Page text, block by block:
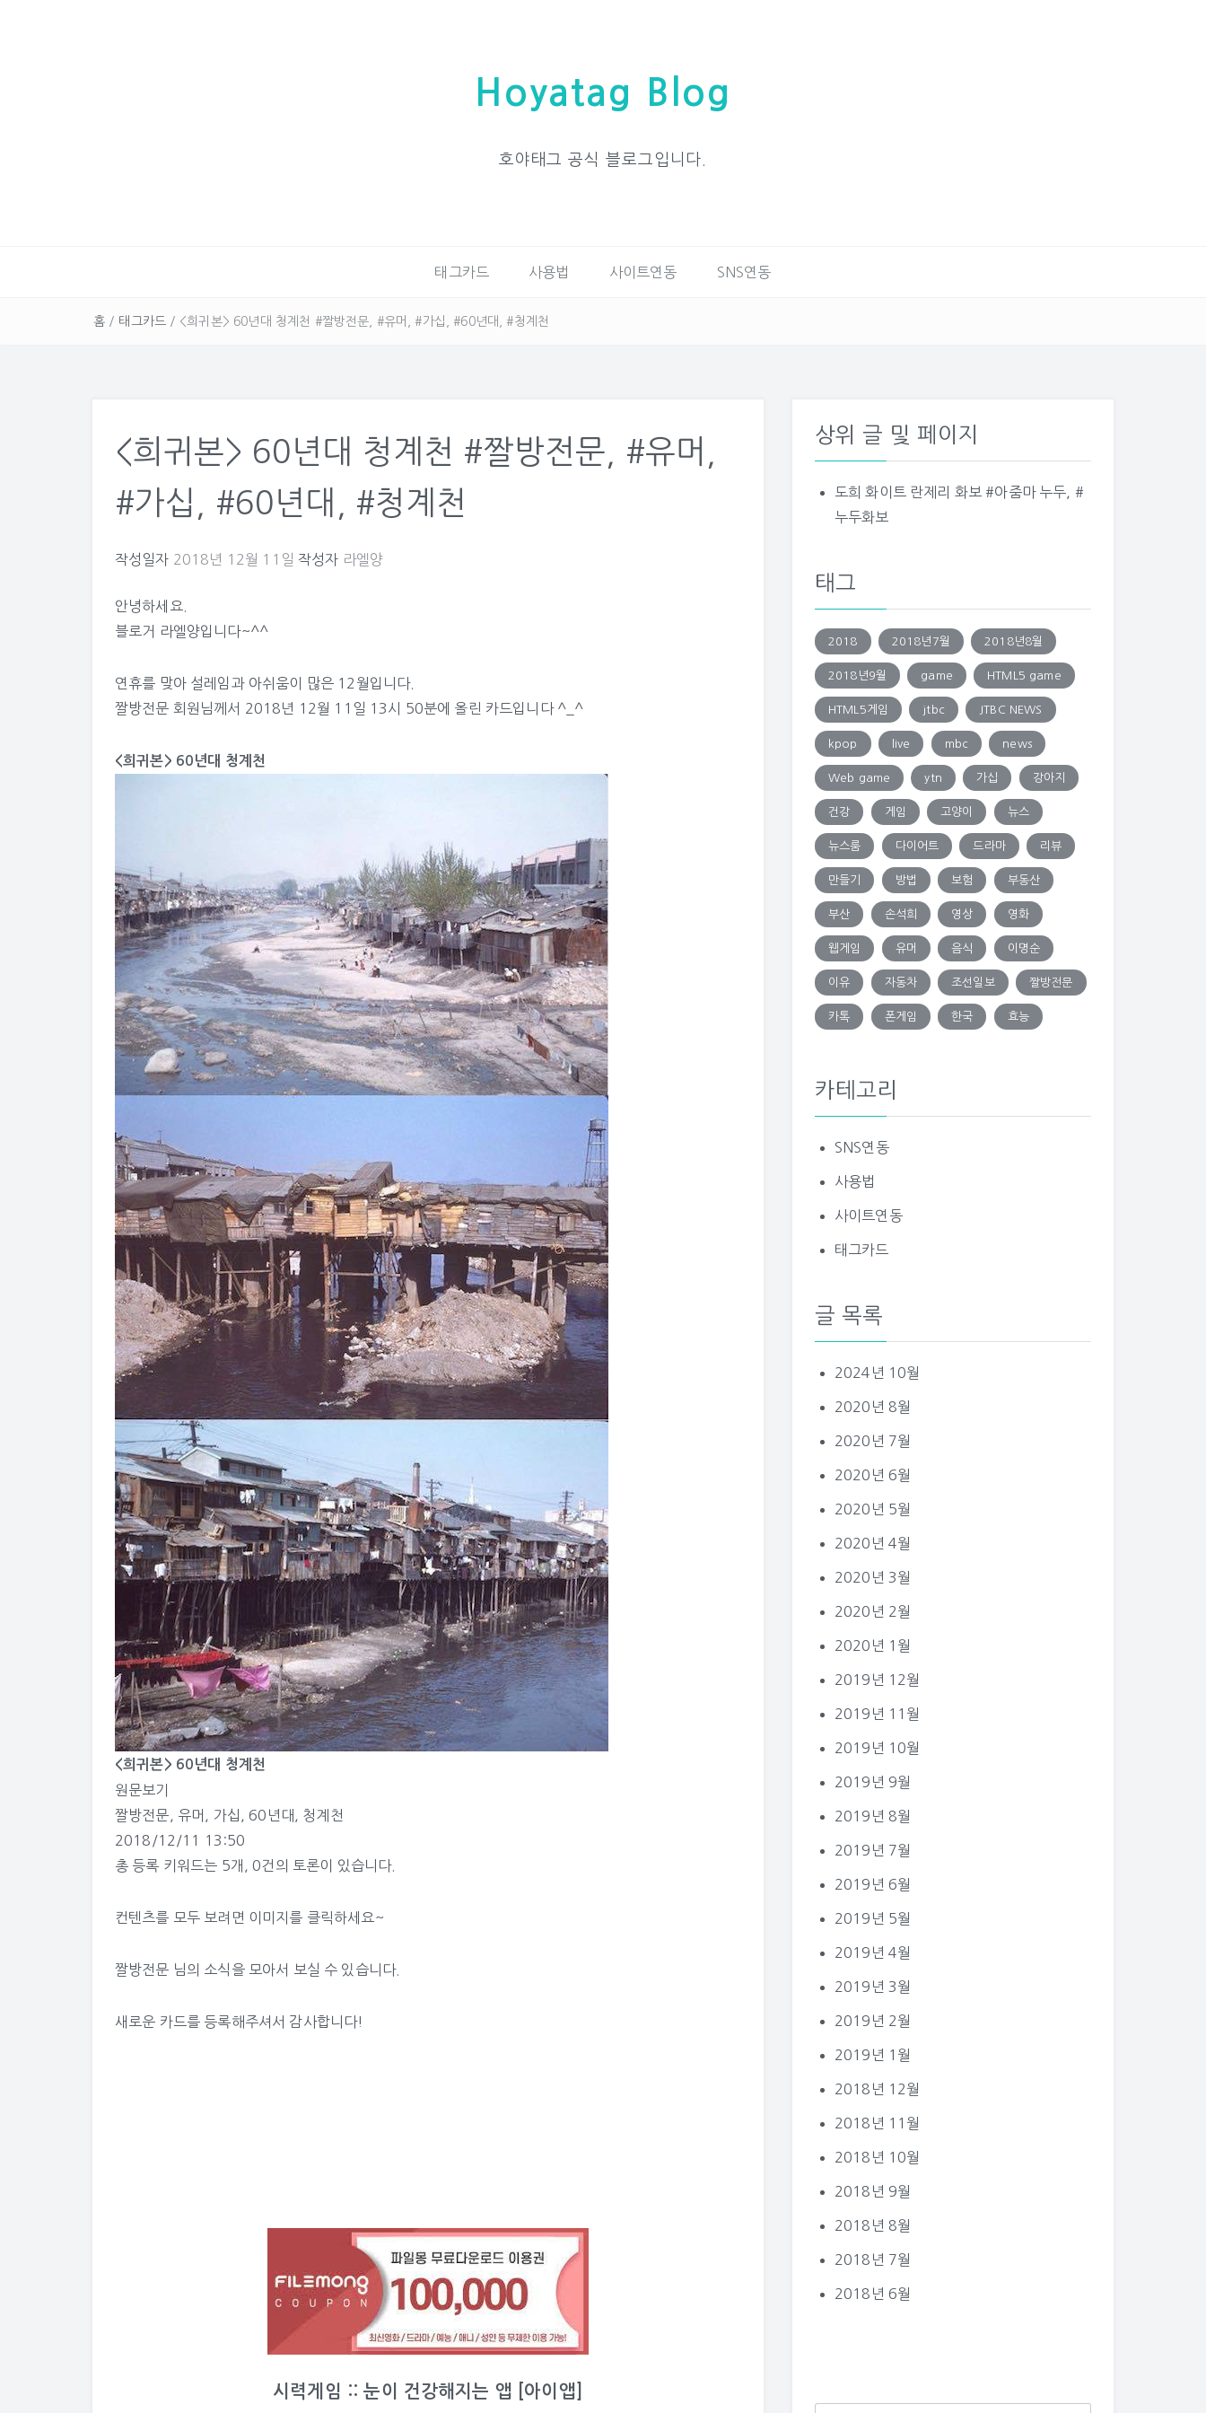
Hoyatag Blog
호야태그 공식 블로그입니다.
태그카드 사용법 사이트연동 SNS연동
홈 / 태그카드 / <희귀본> 60년대 청계천 #짤방전문, #유머, #가십, #60년대, #청계천
<희귀본> 60년대 청계천 #짤방전문, #유머,
#가십, #60년대, #청계천
작성일자 2018년 12월 11일 작성자 라엘양
안녕하세요.
블로거 라엘양입니다~^^
연휴를 맞아 설레임과 아쉬움이 많은 12월입니다.
짤방전문 회원님께서 2018년 12월 11일 13시 50분에 올린 카드입니다 ^_^
<희귀본> 60년대 청계천
<희귀본> 60년대 청계천
원문보기
짤방전문
유머 가십 ,60년대
청계천
2018/12/11 13:50
총 등록 키워드는 5개 ,0건 의 토론이 있습니다.
컨텐츠를 모두 보려면 이미지를 클릭하세요~
짤방전문 님의 소식 을 모아서 보실 수 있습니다.
새로운 카드를 등록해주셔서 감사합니다!
시력게임 :: 눈이 건강해지는 앱 [아이앱]
상위 글 및 페이지
도희 화이트 란제리 화보 #아줌마 누두, #
누두화보
태그
2018 2018년7월 2018년8월
2018년9월 game HTML5 game
HTML5게임 jtbc JTBC NEWS
kpop live mbc news
Web game ytn 가십 강아지
건강 게임 고양이 뉴스
뉴스룸 다이어트 드라마 리뷰
만들기 방법 보험 부동산
부산 손석희 영상 영화
웹게임 유머 음식 이명순
이유 자동차 조선일보 짤방전문
카톡 폰게임 한국 효능
카테고리
SNS연동
사용법
사이트연동
태그카드
글 목록
2024년 10월
2020년 8월
2020년 7월
2020년 6월
2020년 5월
2020년 4월
2020년 3월
2020년 2월
2020년 1월
2019년 12월
2019년 11월
2019년 10월
2019년 9월
2019년 8월
2019년 7월
2019년 6월
2019년 5월
2019년 4월
2019년 3월
2019년 2월
2019년 1월
2018년 12월
2018년 11월
2018년 10월
2018년 9월
2018년 8월
2018년 7월
2018년 6월